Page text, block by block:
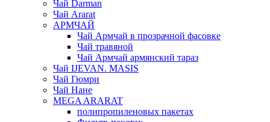
Чай Darman
Чай Ararat
АРМЧАЙ
Чай Армчай в прозрачной фасовке
Чай травяной
Чай Армчай армянский тараз
Чай IJEVAN. MASIS
Чай Гюмри
Чай Нане
MEGA ARARAT
полипропиленовых пакетах